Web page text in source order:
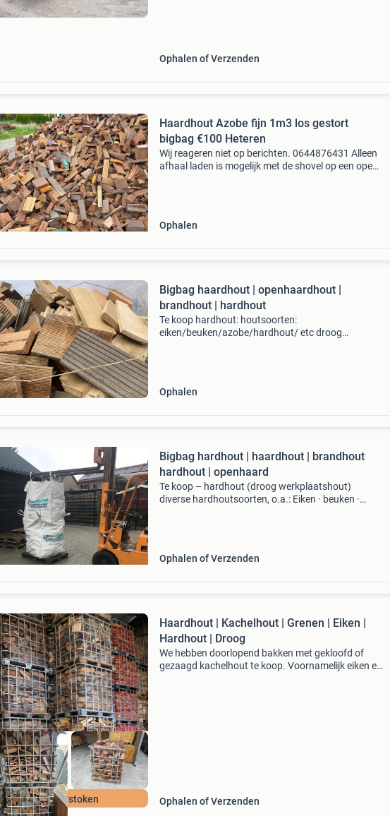
Ophalen of Verzenden
Haardhout Azobe fijn 1m3 los gestort
bigbag €100 Heteren
Wij reageren niet op berichten. 0644876431 Alleen
afhaal laden is mogelijk met de shovel op een open
Ophalen
Bigbag haardhout | openhaardhout |
brandhout | hardhout
Te koop hardhout: houtsoorten:
eiken/beuken/azobe/hardhout/ etc droog
Ophalen
Bigbag hardhout | haardhout | brandhout
hardhout | openhaard
Te koop – hardhout (droog werkplaatshout)
diverse hardhoutsoorten, o.a.: Eiken · beuken ·
Ophalen of Verzenden
Direct stoken
Haardhout | Kachelhout | Grenen | Eiken |
Hardhout | Droog
We hebben doorlopend bakken met gekloofd of
gezaagd kachelhout te koop. Voornamelijk eiken en
Ophalen of Verzenden